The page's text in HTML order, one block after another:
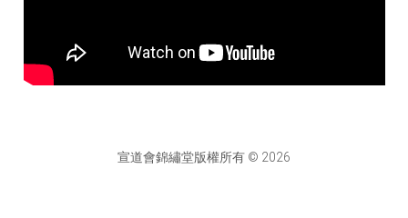
宣道會錦繡堂版權所有 © 2026